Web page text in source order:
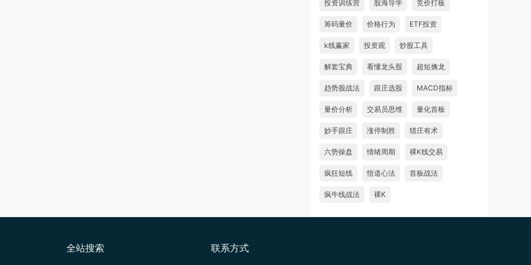
投资训练营 股海导学 竞价打板
筹码量价 价格行为 ETF投资
k线赢家 投资观 炒股工具
解套宝典 看懂龙头股 超短擒龙
趋势股战法 跟庄选股 MACD指标
量价分析 交易员思维 量化首板
妙手跟庄 涨停制胜 猎庄有术
六势操盘 情绪周期 裸K线交易
疯狂短线 悟道心法 首板战法
疯牛线战法 裸K
全站搜索 联系方式